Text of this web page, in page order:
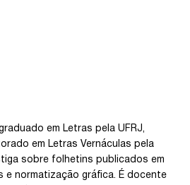
em Letras pela UFRJ,
em Letras Vernáculas pela
sobre folhetins publicados em
normatização gráfica. É docente